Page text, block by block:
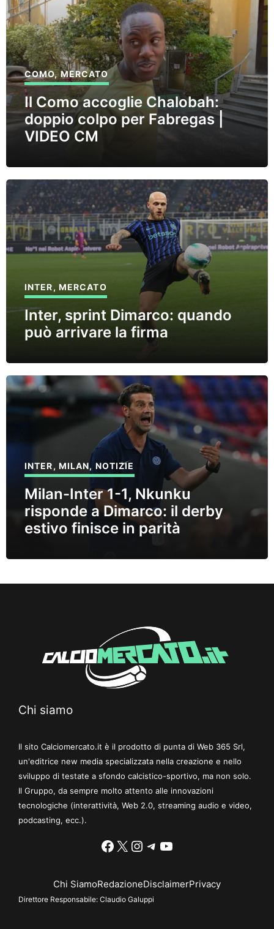
COMO,MERCATO
Il Como accoglie Chalobah:
doppio colpo per Fabregas |
VIDEO CM
INTER, MERCATO
Inter, sprint Dimarco: quando
può arrivare la firma
INTER, MILAN, NOTIZIE
Milan-Inter 1-1, Nkunku
risponde a Dimarco: il derby
estivo finisce in parità
Chi siamo
Il sito Calciomercato.it è il prodotto di punta di Web 365 Srl,
un'editrice new media specializzata nella creazione e nello
sviluppo di testate a sfondo calcistico-sportivo, ma non solo.
Il Gruppo, da sempre molto attento alle innovazioni
tecnologiche (interattività, Web 2.0, streaming audio e video,
podcasting, ecc.).
Facebook
X Instagram
Telegram
YouTube
Chi SiamoRedazioneDisclaimerPrivacy
Direttore Responsabile: Claudio Galuppi